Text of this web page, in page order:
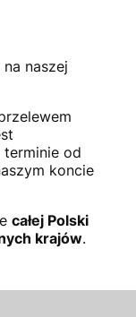
naszej
od
koncie
całej Polski
krajów.